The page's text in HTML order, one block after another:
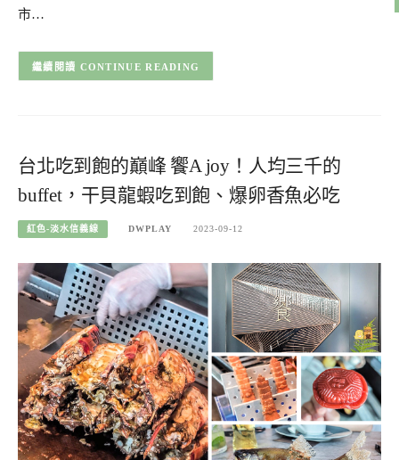
市…
CONTINUE READING
台北吃到飽的巔峰 饗A joy！人均三千的
buffet，干貝龍蝦吃到飽、爆卵香魚必吃
紅色-淡水信義線 DWPLAY 2023-09-12